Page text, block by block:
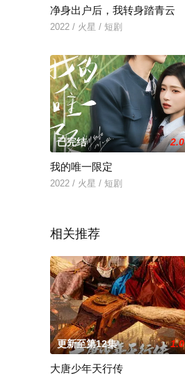
净身出户后，我转身踏青云
2022 / 火星 / 短剧
已完结 2.0
我的唯一限定
2022 / 火星 / 短剧
相关推荐
更新至第12集 1.0
大唐少年天行传